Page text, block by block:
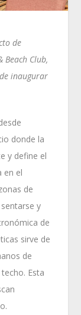
de
Club,
inaugurar
donde la
y define el
en el
de
y
de
sirve de
de
Esta